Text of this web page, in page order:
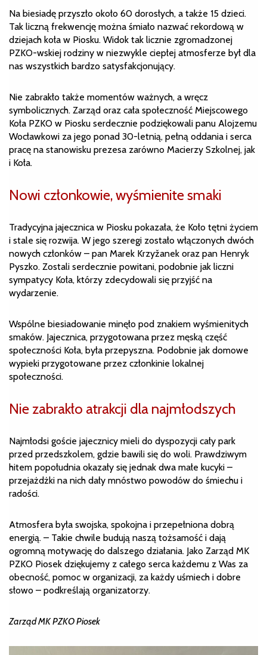
Na biesiadę przyszło około 60 dorosłych, a także 15 dzieci.
Tak liczną frekwencję można śmiało nazwać rekordową w
dziejach koła w Piosku. Widok tak licznie zgromadzonej
PZKO-wskiej rodziny w niezwykle ciepłej atmosferze był dla
nas wszystkich bardzo satysfakcjonujący.
Nie zabrakło także momentów ważnych, a wręcz
symbolicznych. Zarząd oraz cała społeczność Miejscowego
Koła PZKO w Piosku serdecznie podziękowali panu Alojzemu
Wocławkowi za jego ponad 30-letnią, pełną oddania i serca
pracę na stanowisku prezesa zarówno Macierzy Szkolnej, jak
i Koła.
Nowi członkowie, wyśmienite smaki
Tradycyjna jajecznica w Piosku pokazała, że Koło tętni życiem
i stale się rozwija. W jego szeregi zostało włączonych dwóch
nowych członków – pan Marek Krzyžanek oraz pan Henryk
Pyszko. Zostali serdecznie powitani, podobnie jak liczni
sympatycy Koła, którzy zdecydowali się przyjść na
wydarzenie.
Wspólne biesiadowanie minęło pod znakiem wyśmienitych
smaków. Jajecznica, przygotowana przez męską część
społeczności Koła, była przepyszna. Podobnie jak domowe
wypieki przygotowane przez członkinie lokalnej
społeczności.
Nie zabrakło atrakcji dla najmłodszych
Najmłodsi goście jajecznicy mieli do dyspozycji cały park
przed przedszkolem, gdzie bawili się do woli. Prawdziwym
hitem popołudnia okazały się jednak dwa małe kucyki –
przejażdżki na nich dały mnóstwo powodów do śmiechu i
radości.
Atmosfera była swojska, spokojna i przepełniona dobrą
energią. – Takie chwile budują naszą tożsamość i dają
ogromną motywację do dalszego działania. Jako Zarząd MK
PZKO Piosek dziękujemy z całego serca każdemu z Was za
obecność, pomoc w organizacji, za każdy uśmiech i dobre
słowo – podkreślają organizatorzy.
Zarząd MK PZKO Piosek